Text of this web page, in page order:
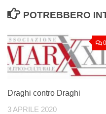
POTREBBERO
0
Draghi contro Draghi
3 APRILE 2020